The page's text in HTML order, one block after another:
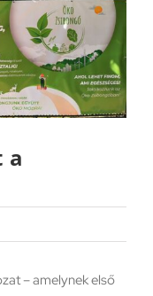
a
– amelynek első